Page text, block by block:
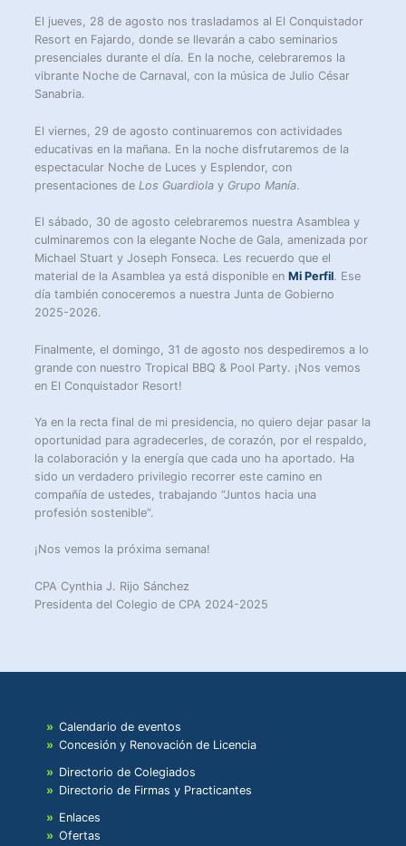
El jueves, 28 de agosto nos trasladamos al El Conquistador
Resort en Fajardo, donde se llevarán a cabo seminarios
presenciales durante el día. En la noche, celebraremos la
vibrante Noche de Carnaval, con la música de Julio César
Sanabria.
El viernes, 29 de agosto continuaremos con actividades
educativas en la mañana. En la noche disfrutaremos de la
espectacular Noche de Luces y Esplendor, con
presentaciones deLos Guardiola y Grupo Manía.
El sábado, 30 de agosto celebraremos nuestra Asamblea y
culminaremos con la elegante Noche de Gala, amenizada por
Michael Stuart y Joseph Fonseca. Les recuerdo que el
material de la Asamblea ya está disponible enMi Perfil. Ese
día también conoceremos a nuestra Junta de Gobierno
2025-2026.
Finalmente, el domingo, 31 de agosto nos despediremos a lo
grande con nuestro Tropical BBQ & Pool Party. ¡Nos vemos
en El Conquistador Resort!
Ya en la recta final de mi presidencia, no quiero dejar pasar la
oportunidad para agradecerles, de corazón, por el respaldo,
la colaboración y la energía que cada uno ha aportado. Ha
sido un verdadero privilegio recorrer este camino en
compañía de ustedes, trabajando “Juntos hacia una
profesión sostenible”.
¡Nos vemos la próxima semana!
CPA Cynthia J. Rijo Sánchez
Presidenta del Colegio de CPA 2024-2025
Calendario de eventos
Concesión y Renovación de Licencia
Directorio de Colegiados
Directorio de Firmas y Practicantes
Enlaces
Ofertas